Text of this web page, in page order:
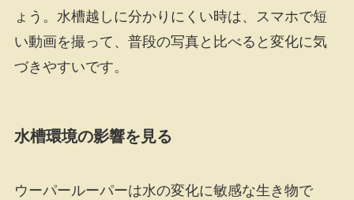
ょう。水槽越しに分かりにくい時は、スマホで短
い動画を撮って、普段の写真と比べると変化に気
づきやすいです。
水槽環境の影響を見る
ウーパールーパーは水の変化に敏感な生き物で